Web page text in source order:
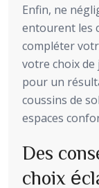
Enfin, ne
entourent les
compléter
votre choix de
pour un
coussins de
espaces
Des
choix